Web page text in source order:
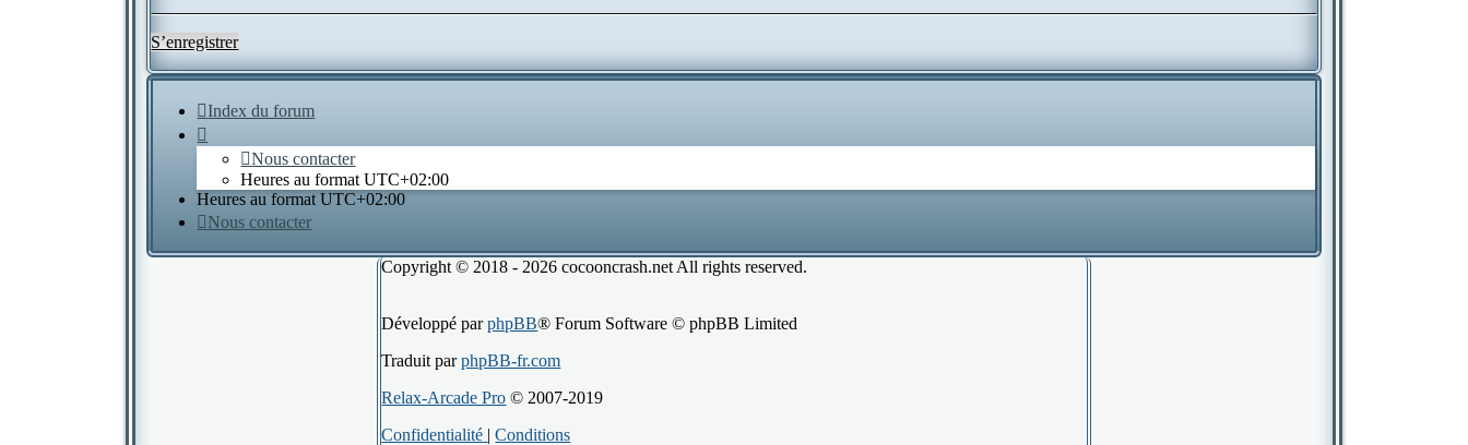
S’enregistrer
Index du forum
Nous contacter
Heures au formatUTC+02:00
Heures au formatUTC+02:00
Nous contacter
Copyright © 2018 - 2026 cocooncrash.net All rights reserved.
Développé parphpBB® Forum Software © phpBB Limited
Traduit parphpBB-fr.com
Relax-Arcade Pro © 2007-2019
Confidentialité |Conditions